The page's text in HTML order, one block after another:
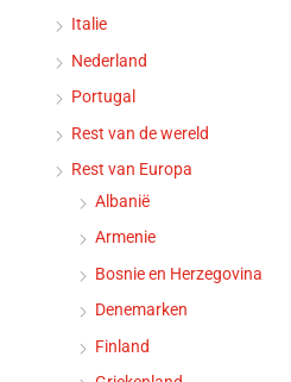
Italie
Nederland
Portugal
Rest van de wereld
Rest van Europa
Albanië
Armenie
Bosnie en Herzegovina
Denemarken
Finland